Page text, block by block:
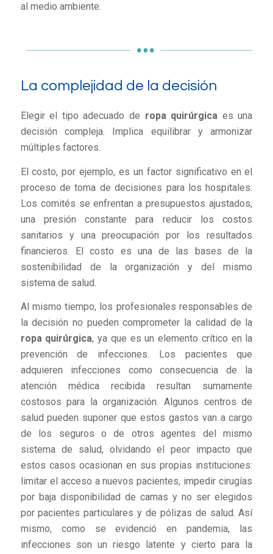
al medio ambiente.
La complejidad de la decisión
Elegir el tipo adecuado de ropa quirúrgica es una
decisión compleja. Implica equilibrar y armonizar
múltiples factores.
El costo, por ejemplo, es un factor significativo en el
proceso de toma de decisiones para los hospitales.
Los comités se enfrentan a presupuestos ajustados,
una presión constante para reducir los costos
sanitarios y una preocupación por los resultados
financieros. El costo es una de las bases de la
sostenibilidad de la organización y del mismo
sistema de salud.
Al mismo tiempo, los profesionales responsables de
la decisión no pueden comprometer la calidad de la
ropa quirúrgica, ya que es un elemento crítico en la
prevención de infecciones. Los pacientes que
adquieren infecciones como consecuencia de la
atención médica recibida resultan sumamente
costosos para la organización. Algunos centros de
salud pueden suponer que estos gastos van a cargo
de los seguros o de otros agentes del mismo
sistema de salud, olvidando el peor impacto que
estos casos ocasionan en sus propias instituciones:
limitar el acceso a nuevos pacientes, impedir cirugías
por baja disponibilidad de camas y no ser elegidos
por pacientes particulares y de pólizas de salud. Así
mismo, como se evidenció en pandemia, las
infecciones son un riesgo latente y cierto para la